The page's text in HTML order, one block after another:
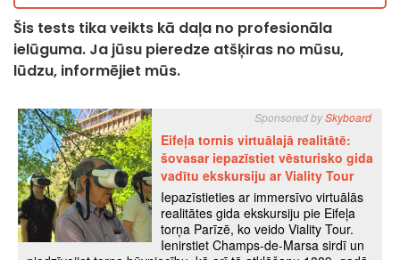
Šis tests tika veikts kā daļa no profesionāla
ielūguma. Ja jūsu pieredze atšķiras no mūsu,
lūdzu, informējiet mūs.